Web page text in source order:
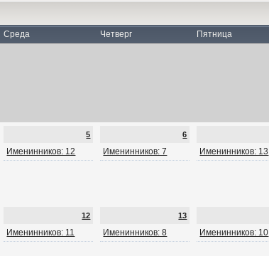
Среда Четверг Пятница
5
Именинников: 12
6
Именинников: 7 Именинников: 13
12
Именинников: 11
13
Именинников: 8 Именинников: 10